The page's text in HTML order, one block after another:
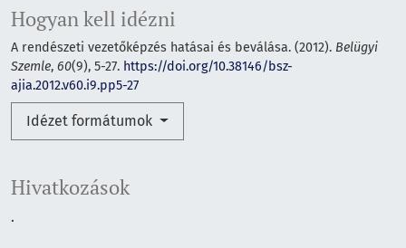
Hogyan kell idézni
A rendészeti vezetőképzés hatásai és beválása. (2012). Belügyi
Szemle, 60(9), 5-27. https://doi.org/10.38146/bsz-
ajia.2012.v60.i9.pp5-27
Idézet formátumok
Hivatkozások
.